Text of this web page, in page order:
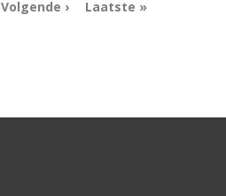
Volgende › Laatste »